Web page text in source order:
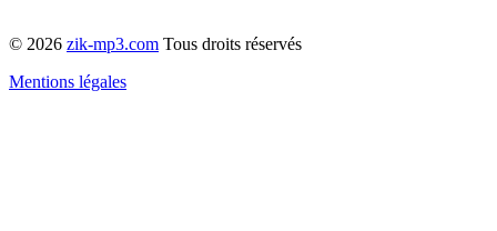
© 2026 zik-mp3.com Tous droits réservés
Mentions légales